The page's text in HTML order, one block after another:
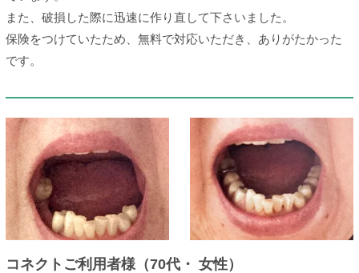
また、破損した際に迅速に作り直して下さいました。
保険をつけていたため、無料で対応いただき、ありがたかった
です。
コネクトご利用者様（70代・ 女性）